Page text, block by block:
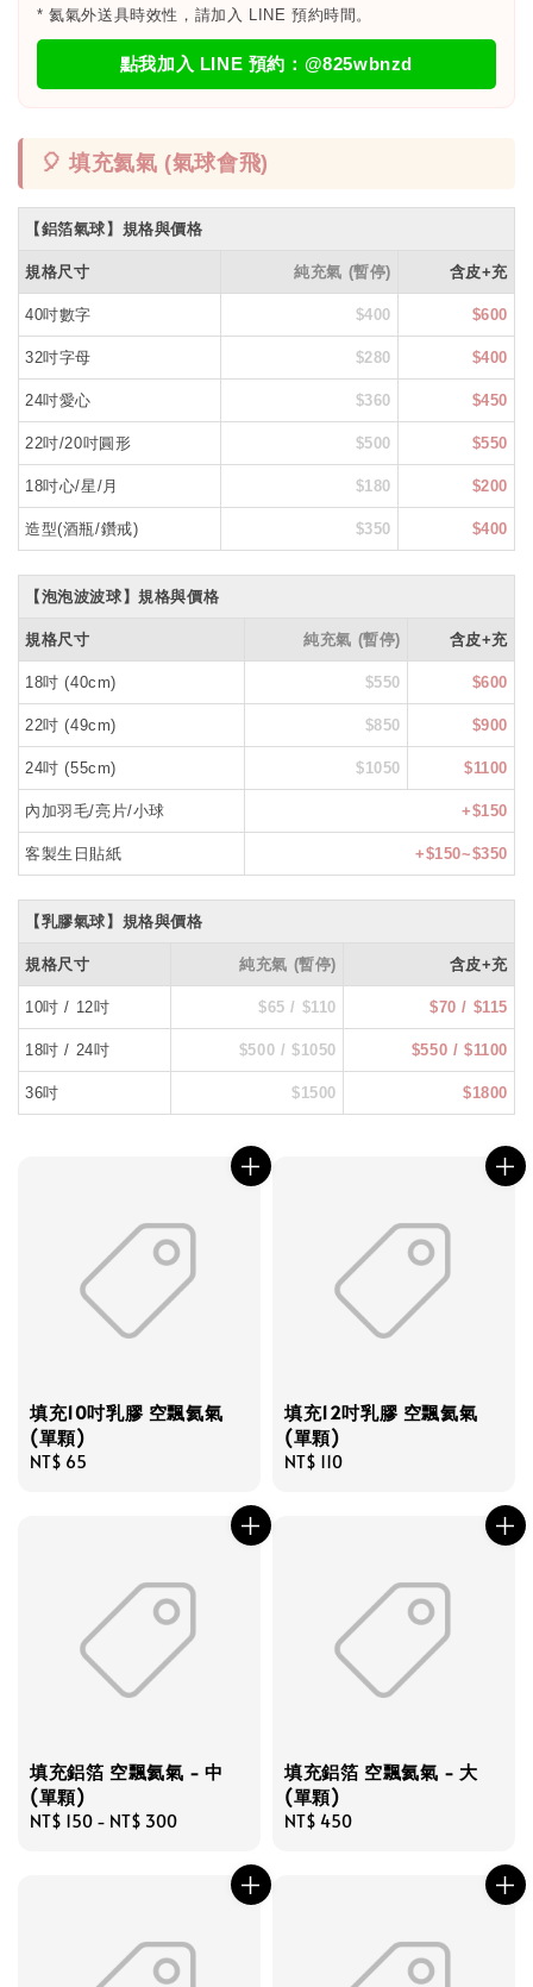
* 氦氣外送具時效性，請加入 LINE 預約時間。
點我加入 LINE 預約：@825wbnzd
🎈 填充氦氣 (氣球會飛)
【鋁箔氣球】規格與價格
規格尺寸 純充氣 (暫停) 含皮+充
40吋數字 $400 $600
32吋字母 $280 $400
24吋愛心 $360 $450
22吋/20吋圓形 $500 $550
18吋心/星/月 $180 $200
造型(酒瓶/鑽戒) $350 $400
【泡泡波波球】規格與價格
規格尺寸 純充氣 (暫停) 含皮+充
18吋 (40cm) $550 $600
22吋 (49cm) $850 $900
24吋 (55cm) $1050 $1100
內加羽毛/亮片/小球 +$150
客製生日貼紙 +$150~$350
【乳膠氣球】規格與價格
規格尺寸 純充氣 (暫停) 含皮+充
10吋 / 12吋 $65 / $110 $70 / $115
18吋 / 24吋 $500 / $1050 $550 / $1100
36吋 $1500 $1800
填充10吋乳膠 空飄氦氣
(單顆)
Regular
NT$ 65
填充12吋乳膠 空飄氦氣
(單顆)
Regular
NT$ 110
填充鋁箔 空飄氦氣 - 中
(單顆)
Regular
NT$ 150 - NT$ 300
填充鋁箔 空飄氦氣 - 大
(單顆)
Regular
NT$ 450